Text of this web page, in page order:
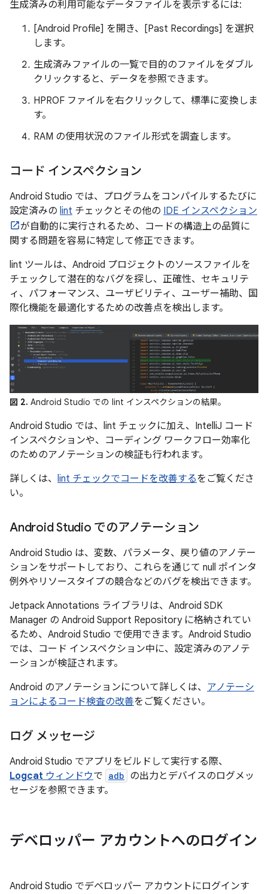
生成済みの利用可能なデータファイルを表示するには:
[Android Profile] を開き、[Past Recordings] を選択
します。
生成済みファイルの一覧で目的のファイルをダブル
クリックすると、データを参照できます。
HPROF ファイルを右クリックして、標準に変換しま
す。
RAM の使用状況のファイル形式を調査します。
コード インスペクション
Android Studio では、プログラムをコンパイルするたびに
設定済みの lint チェックとその他の IDE インスペクション
が自動的に実行されるため、コードの構造上の品質に
関する問題を容易に特定して修正できます。
lint ツールは、Android プロジェクトのソースファイルを
チェックして潜在的なバグを探し、正確性、セキュリテ
ィ、パフォーマンス、ユーザビリティ、ユーザー補助、国
際化機能を最適化するための改善点を検出します。
図 2. Android Studio での lint インスペクションの結果。
Android Studio では、lint チェックに加え、IntelliJ コード
インスペクションや、コーディング ワークフロー効率化
のためのアノテーションの検証も行われます。
詳しくは、 lint チェックでコードを改善するをご覧くださ
い。
Android Studio でのアノテーション
Android Studio は、変数、パラメータ、戻り値のアノテー
ションをサポートしており、これらを通じて null ポインタ
例外やリソースタイプの競合などのバグを検出できます。
Jetpack Annotations ライブラリは、Android SDK
Manager の Android Support Repository に格納されてい
るため、Android Studio で使用できます。Android Studio
では、コード インスペクション中に、設定済みのアノテ
ーションが検証されます。
Android のアノテーションについて詳しくは、 アノテーシ
ョンによるコード検査の改善をご覧ください。
ログ メッセージ
Android Studio でアプリをビルドして実行する際、
Logcat ウィンドウで adb の出力とデバイスのログメッ
セージを参照できます。
デベロッパー アカウントへのログイン
Android Studio でデベロッパー アカウントにログインす